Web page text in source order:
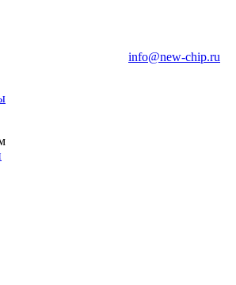
info@new-chip.ru